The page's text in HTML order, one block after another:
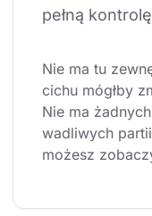
pełną
Nie ma tu
cichu mógłby
Nie ma
wadliwych
możesz